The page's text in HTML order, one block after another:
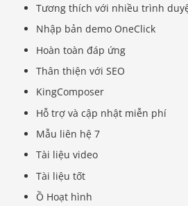
Tương thích với nhiều trình
Nhập bản demo OneClick
Hoàn toàn đáp ứng
Thân thiện với SEO
KingComposer
Hỗ trợ và cập nhật miễn phí
Mẫu liên hệ 7
Tài liệu video
Tài liệu tốt
Ồ Hoạt hình